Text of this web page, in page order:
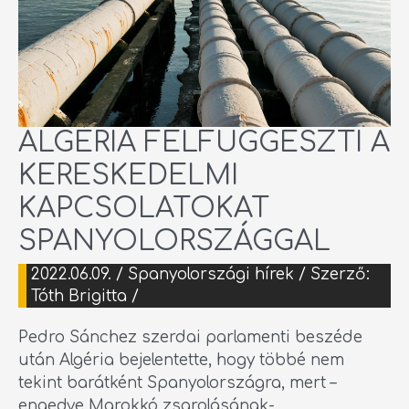
ALGÉRIA FELFÜGGESZTI A
KERESKEDELMI
KAPCSOLATOKAT
SPANYOLORSZÁGGAL
2022.06.09. / Spanyolországi hírek / Szerző:
Tóth Brigitta /
Pedro Sánchez szerdai parlamenti beszéde
után Algéria bejelentette, hogy többé nem
tekint barátként Spanyolországra, mert –